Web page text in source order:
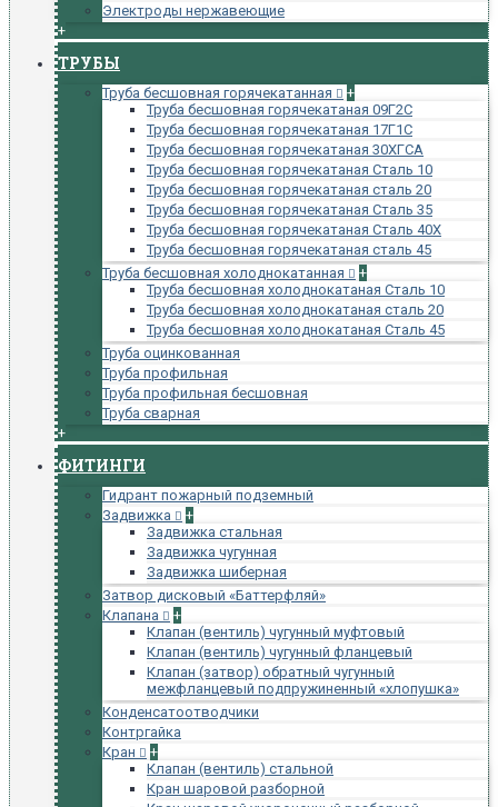
Электроды нержавеющие
+
ТРУБЫ
Труба бесшовная горячекатанная
+
Труба бесшовная горячекатаная 09Г2С
Труба бесшовная горячекатаная 17Г1С
Труба бесшовная горячекатаная 30ХГСА
Труба бесшовная горячекатаная Сталь 10
Труба бесшовная горячекатаная сталь 20
Труба бесшовная горячекатаная Сталь 35
Труба бесшовная горячекатаная Сталь 40Х
Труба бесшовная горячекатаная сталь 45
Труба бесшовная холоднокатанная
+
Труба бесшовная холоднокатаная Сталь 10
Труба бесшовная холоднокатаная сталь 20
Труба бесшовная холоднокатаная Сталь 45
Труба оцинкованная
Труба профильная
Труба профильная бесшовная
Труба сварная
+
ФИТИНГИ
Гидрант пожарный подземный
Задвижка
+
Задвижка стальная
Задвижка чугунная
Задвижка шиберная
Затвор дисковый «Баттерфляй»
Клапана
+
Клапан (вентиль) чугунный муфтовый
Клапан (вентиль) чугунный фланцевый
Клапан (затвор) обратный чугунный
межфланцевый подпружиненный «хлопушка»
Конденсатоотводчики
Контргайка
Кран
+
Клапан (вентиль) стальной
Кран шаровой разборной